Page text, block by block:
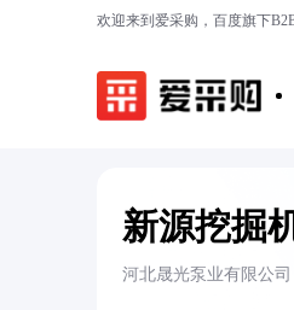
欢迎来到爱采购，百度旗下
新源挖掘
河北晟光泵业有限公司